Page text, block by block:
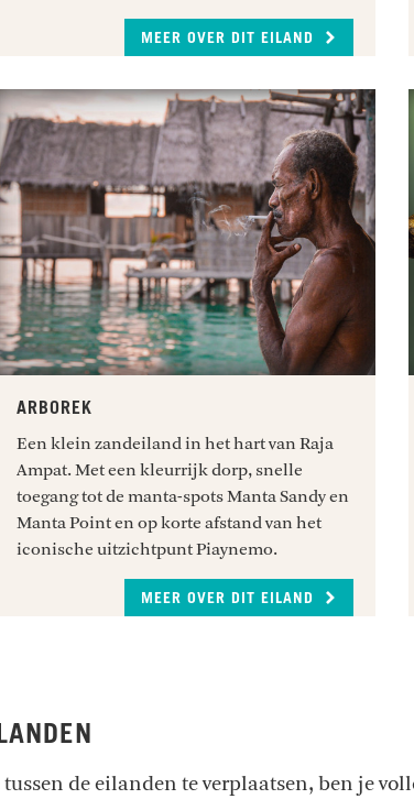
MEER OVER DIT EILAND
ARBOREK
Een klein zandeiland in het hart van Raja
Ampat. Met een kleurrijk dorp, snelle
toegang tot de manta-spots Manta Sandy en
Manta Point en op korte afstand van het
iconische uitzichtpunt Piaynemo.
MEER OVER DIT EILAND
de eilanden te verplaatsen, ben je